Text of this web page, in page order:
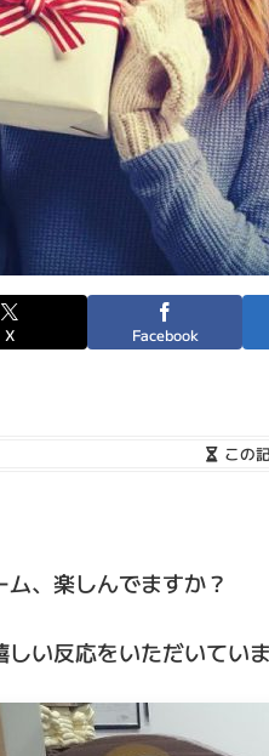
X Facebook
この
、楽しんでますか？
い反応をいただいていま